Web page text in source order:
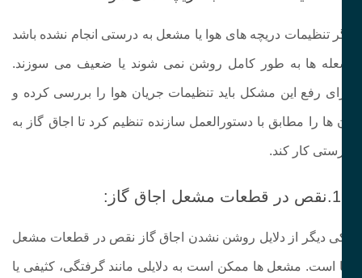
تنظیمات دریچه‌ های هوا یا مشعل به‌ درستی انجام نشده باشد
ها به‌ طور کامل روشن نمی‌ شوند یا ضعیف می‌ سوزند.
رفع این مشکل باید تنظیمات جریان هوا را بررسی کرده و
ها را مطابق با دستورالعمل سازنده تنظیم کرد تا اجاق گاز به‌
کار کند.
دیگر از دلایل روشن نشدن اجاق گاز نقص در قطعات مشعل‌
است. مشعل‌ ها ممکن است به‌ دلایلی مانند گرفتگی، کثیفی یا